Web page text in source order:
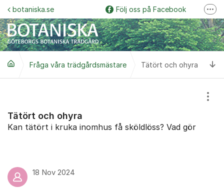
Hoppa till innehåll
botaniska.se Följ oss på Facebook
Följ oss på Instagram
Botaniska trädgårdspodden
Botaniskas vänner
Garden Explorer
Fråga våra trädgårdsmästare Tätört och ohyra
Tätört och ohyra
Kan tätört i kruka inomhus få sköldlöss? Vad gör
18 Nov 2024